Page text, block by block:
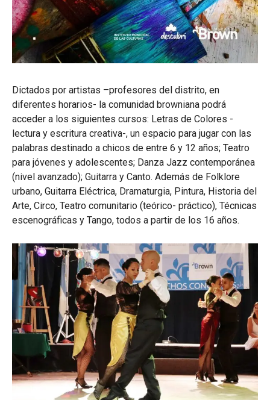
Dictados por artistas –profesores del distrito, en
diferentes horarios- la comunidad browniana podrá
acceder a los siguientes cursos: Letras de Colores -
lectura y escritura creativa-, un espacio para jugar con las
palabras destinado a chicos de entre 6 y 12 años; Teatro
para jóvenes y adolescentes; Danza Jazz contemporánea
(nivel avanzado); Guitarra y Canto. Además de Folklore
urbano, Guitarra Eléctrica, Dramaturgia, Pintura, Historia del
Arte, Circo, Teatro comunitario (teórico- práctico), Técnicas
escenográficas y Tango, todos a partir de los 16 años.